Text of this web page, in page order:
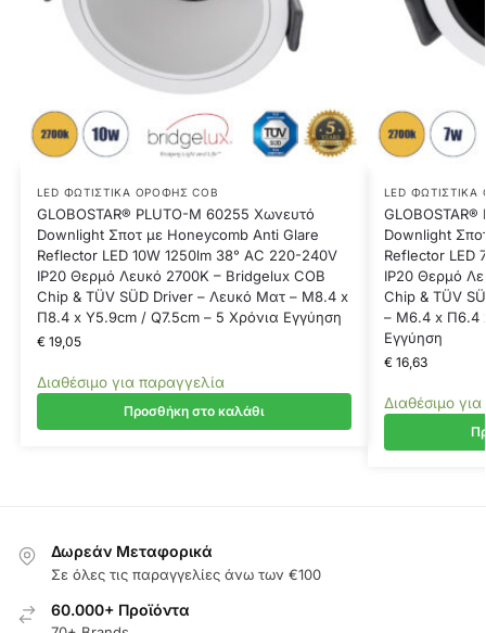
LED ΦΩΤΙΣΤΙΚΆ ΟΡΟΦΉΣ COB
GLOBOSTAR® PLUTO-M 60255 Χωνευτό
Downlight Σποτ με Honeycomb Anti Glare
Reflector LED 10W 1250lm 38° AC 220-240V
IP20 Θερμό Λευκό 2700K – Bridgelux COB
Chip & TÜV SÜD Driver – Λευκό Ματ – Μ8.4 x
Π8.4 x Υ5.9cm / Q7.5cm – 5 Χρόνια Εγγύηση
€19,05
Διαθέσιμο για παραγγελία
Προσθήκη στο καλάθι
LED
Downlight
Reflector LED
IP20 Θερμό
Chip & TÜV
– Μ6.4 x Π6.4
Εγγύηση
€16,63
Διαθέσιμο
Δωρεάν Μεταφορικά
Σε όλες τις παραγγελίες άνω των €100
60.000+ Προϊόντα